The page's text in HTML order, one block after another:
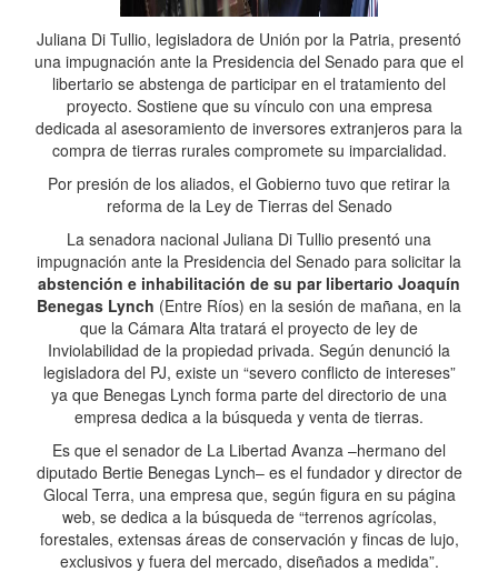
Juliana Di Tullio, legisladora de Unión por la Patria, presentó
una impugnación ante la Presidencia del Senado para que el
libertario se abstenga de participar en el tratamiento del
proyecto. Sostiene que su vínculo con una empresa
dedicada al asesoramiento de inversores extranjeros para la
compra de tierras rurales compromete su imparcialidad.
Por presión de los aliados, el Gobierno tuvo que retirar la
reforma de la Ley de Tierras del Senado
La senadora nacional Juliana Di Tullio presentó una
impugnación ante la Presidencia del Senado para solicitar la
abstención e inhabilitación de su par libertario Joaquín
Benegas Lynch (Entre Ríos) en la sesión de mañana, en la
que la Cámara Alta tratará el proyecto de ley de
Inviolabilidad de la propiedad privada. Según denunció la
legisladora del PJ, existe un “severo conflicto de intereses”
ya que Benegas Lynch forma parte del directorio de una
empresa dedica a la búsqueda y venta de tierras.
Es que el senador de La Libertad Avanza –hermano del
diputado Bertie Benegas Lynch– es el fundador y director de
Glocal Terra, una empresa que, según figura en su página
web, se dedica a la búsqueda de “terrenos agrícolas,
forestales, extensas áreas de conservación y fincas de lujo,
exclusivos y fuera del mercado, diseñados a medida”.